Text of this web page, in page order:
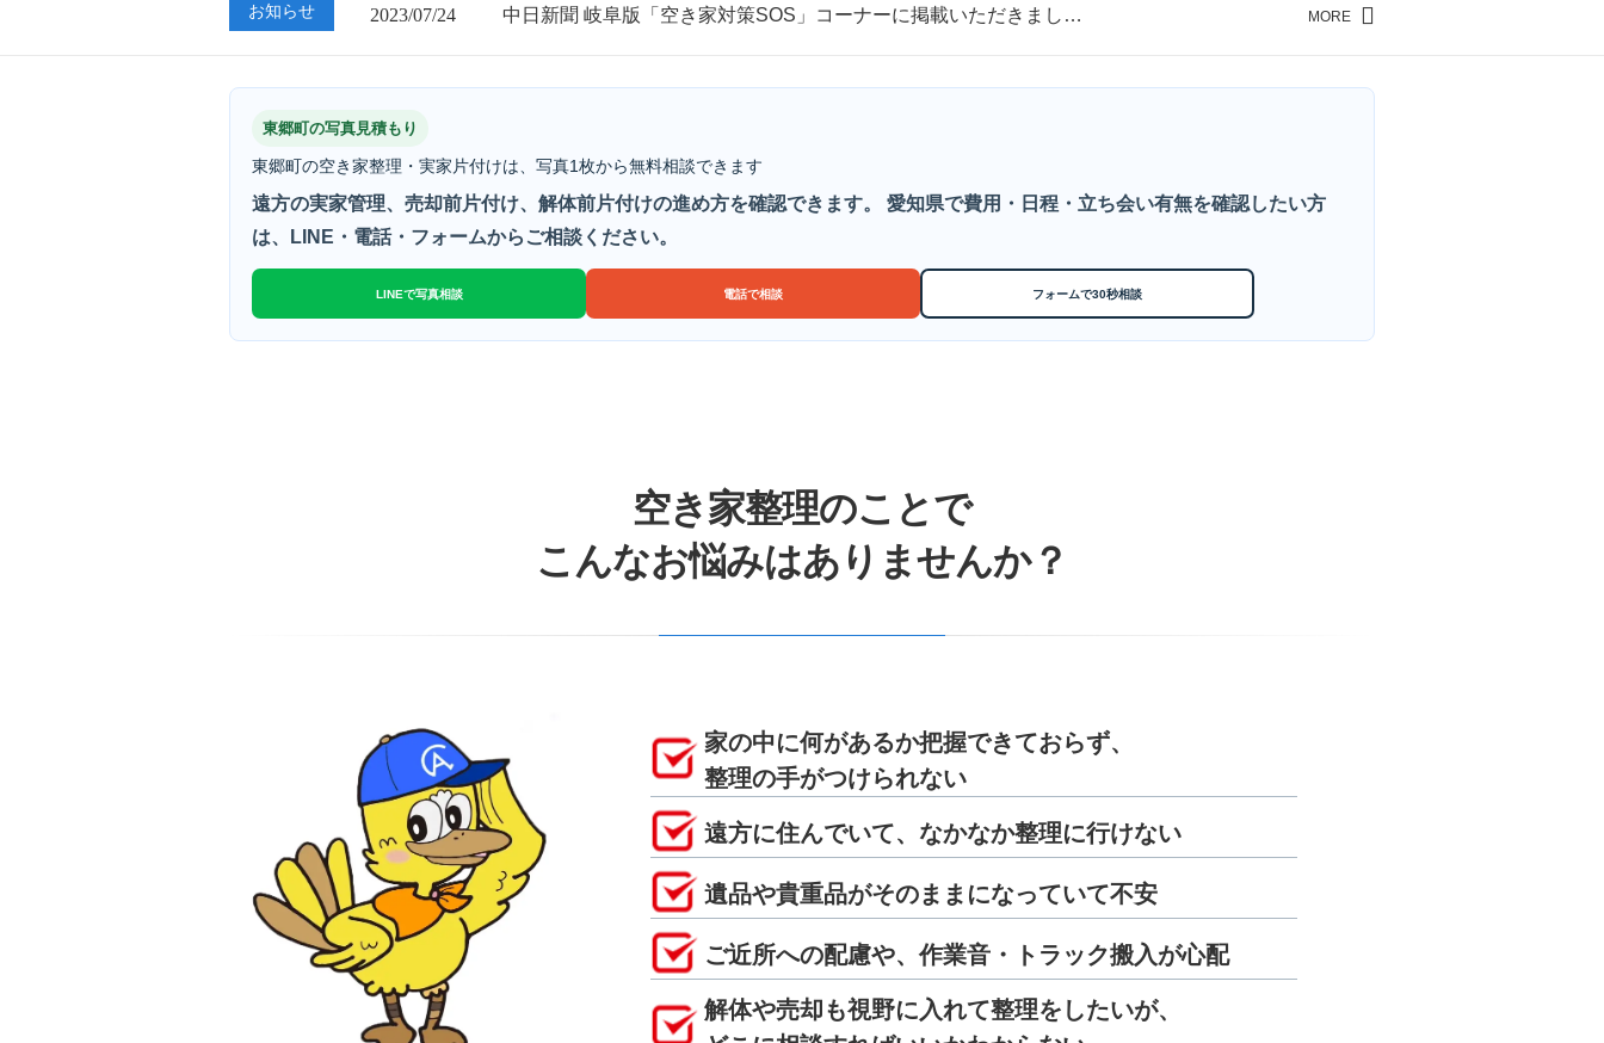
お知らせ
2023/01/12
買取・片付けのアイワクリーン
MORE
東郷町の写真見積もり
東郷町の空き家整理・実家片付けは、写真1枚から無料相談できます
遠方の実家管理、売却前片付け、解体前片付けの進め方を確認できます。 愛知県で費用・日程・立ち会い有無を確認したい方
は、LINE・電話・フォームからご相談ください。
LINEで写真相談 電話で相談 フォームで30秒相談
空き家整理のことで
こんなお悩みはありませんか？
家の中に何があるか把握できておらず、
整理の手がつけられない
遠方に住んでいて、なかなか整理に行けない
遺品や貴重品がそのままになっていて不安
ご近所への配慮や、作業音・トラック搬入が心配
解体や売却も視野に入れて整理をしたいが、